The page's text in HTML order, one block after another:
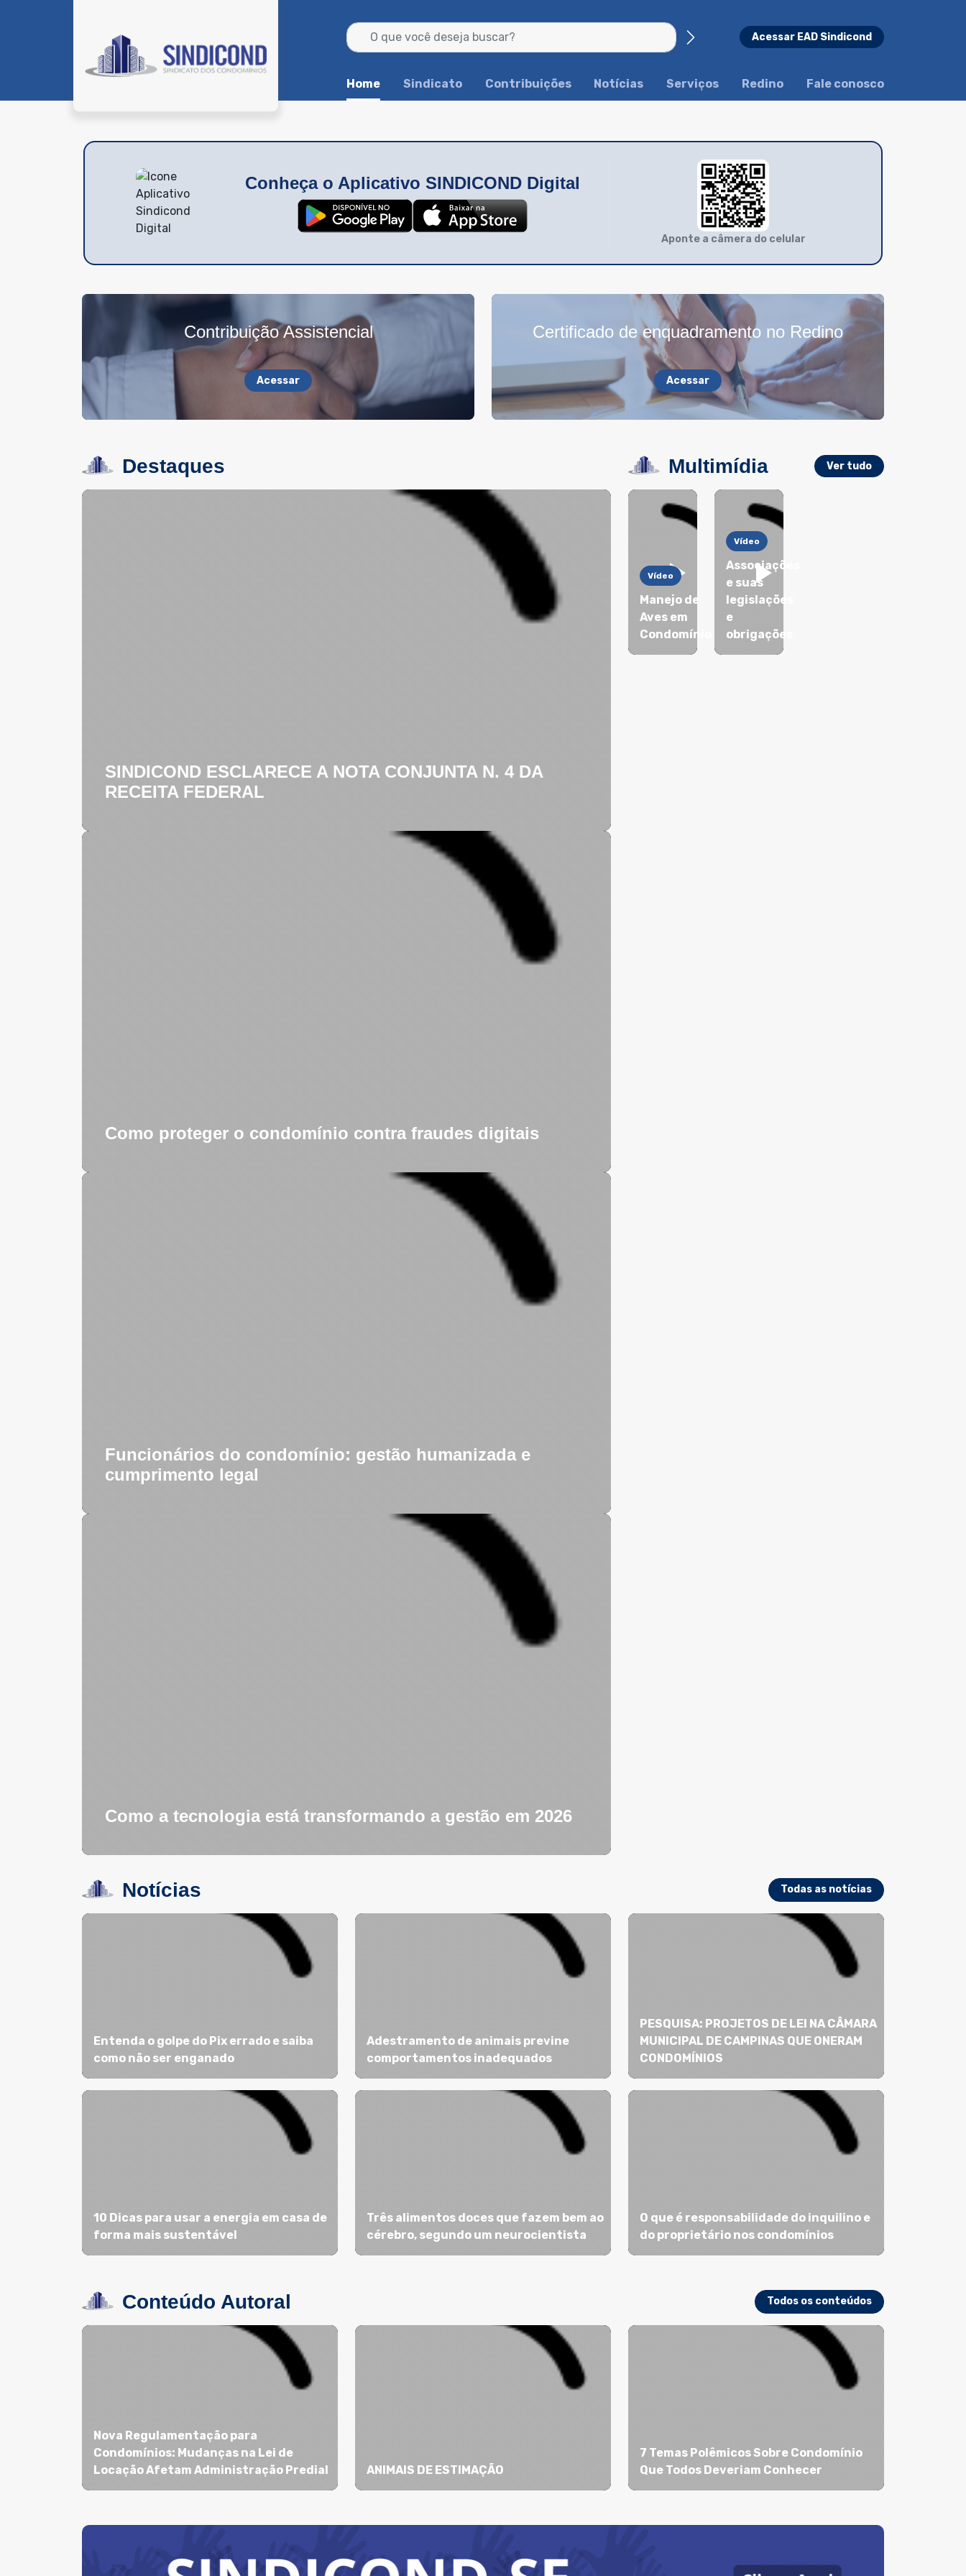
Busca
Acessar EAD Sindicond
Home Sindicato Contribuições Notícias Serviços Redino Fale conosco
Conheça o Aplicativo SINDICOND Digital
Aponte a câmera do celular
Contribuição Assistencial
Acessar
Certificado de enquadramento no Redino
Acessar
Destaques
SINDICOND ESCLARECE A NOTA CONJUNTA N. 4 DA
RECEITA FEDERAL
Como proteger o condomínio contra fraudes digitais
Funcionários do condomínio: gestão humanizada e
cumprimento legal
Como a tecnologia está transformando a gestão em 2026
Multimídia Ver tudo
Vídeo
Manejo de
Aves em
Condomínio
Vídeo
Associações
e suas
legislações
e
obrigações
Notícias Todas as notícias
Entenda o golpe do Pix errado e saiba
como não ser enganado
Adestramento de animais previne
comportamentos inadequados
PESQUISA: PROJETOS DE LEI NA CÂMARA
MUNICIPAL DE CAMPINAS QUE ONERAM
CONDOMÍNIOS
10 Dicas para usar a energia em casa de
forma mais sustentável
Três alimentos doces que fazem bem ao
cérebro, segundo um neurocientista
O que é responsabilidade do inquilino e
do proprietário nos condomínios
Conteúdo Autoral Todos os conteúdos
Nova Regulamentação para
Condomínios: Mudanças na Lei de
Locação Afetam Administração Predial
ANIMAIS DE ESTIMAÇÃO
7 Temas Polêmicos Sobre Condomínio
Que Todos Deveriam Conhecer